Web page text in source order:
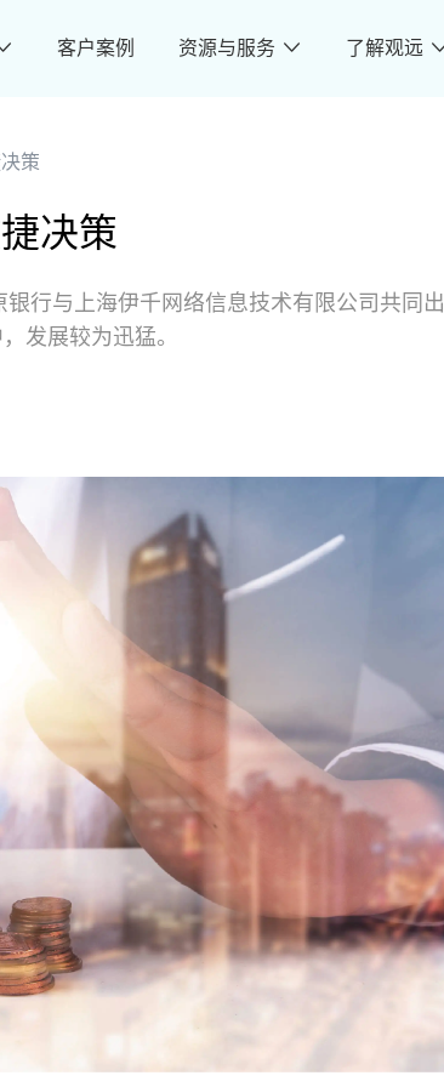
客户案例 资源与服务 了解观远
策
决策
行与上海伊千网络信息技术有限公司共同出
发展较为迅猛。